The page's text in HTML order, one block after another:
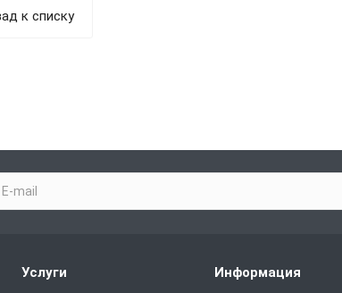
к списку
Услуги Информация